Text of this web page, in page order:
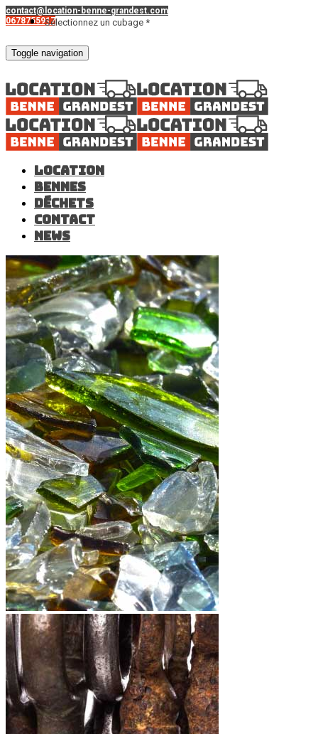
contact@location-benne-grandest.com
0678755917
Toggle navigation
Location
Bennes
Déchets
Contact
News
Sélectionnez un cubage *